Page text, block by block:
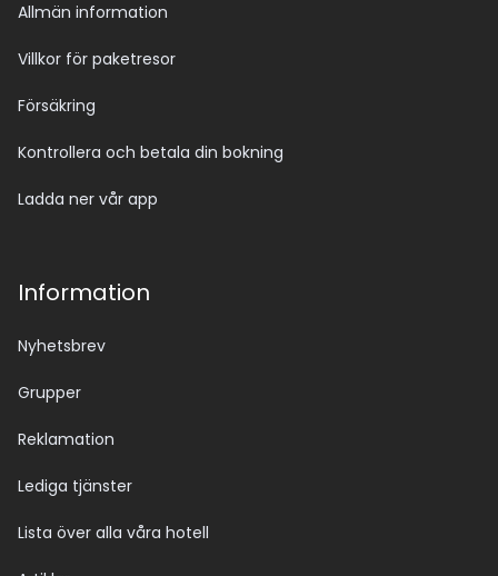
Allmän information
Villkor för paketresor
Försäkring
Kontrollera och betala din bokning
Ladda ner vår app
Information
Nyhetsbrev
Grupper
Reklamation
Lediga tjänster
Lista över alla våra hotell